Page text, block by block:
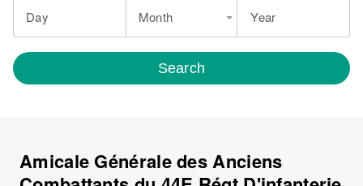
Day Month Year
Search
Amicale Générale des Anciens